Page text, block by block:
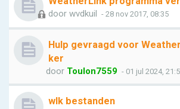
door wvdkuil - 28 nov 2017, 08:35
Hulp gevraagd voor
ker
door Toulon7559 - 01 jul 2024,
wlk bestanden